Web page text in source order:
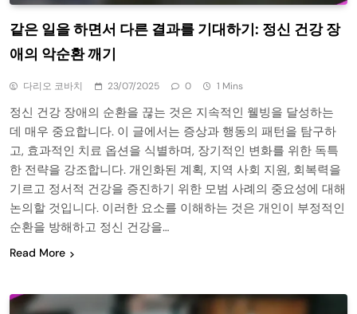
같은 일을 하면서 다른 결과를 기대하기: 정신 건강 장
애의 악순환 깨기
다리오 코바치 23/07/2025 0 1 Mins
정신 건강 장애의 순환을 끊는 것은 지속적인 웰빙을 달성하는
데 매우 중요합니다. 이 글에서는 증상과 행동의 패턴을 탐구하
고, 효과적인 치료 옵션을 식별하며, 장기적인 변화를 위한 독특
한 전략을 강조합니다. 개인화된 계획, 지역 사회 지원, 회복력을
기르고 정서적 건강을 증진하기 위한 모범 사례의 중요성에 대해
논의할 것입니다. 이러한 요소를 이해하는 것은 개인이 부정적인
순환을 방해하고 정신 건강을…
Read More